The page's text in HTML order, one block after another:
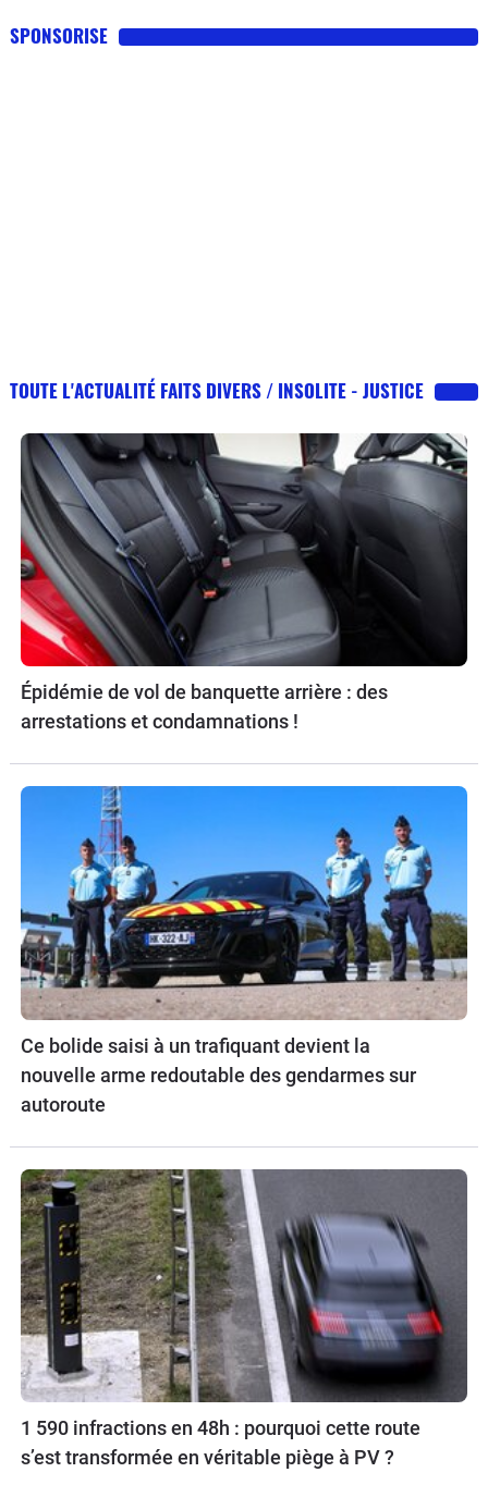
SPONSORISE
TOUTE L'ACTUALITÉ FAITS DIVERS / INSOLITE - JUSTICE
Épidémie de vol de banquette arrière : des
arrestations et condamnations !
Ce bolide saisi à un trafiquant devient la
nouvelle arme redoutable des gendarmes sur
autoroute
1 590 infractions en 48h : pourquoi cette route
s’est transformée en véritable piège à PV ?